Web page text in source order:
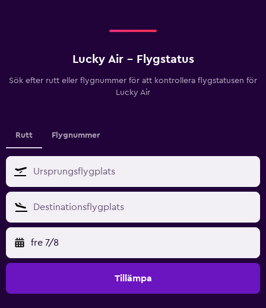
Lucky Air - Flygstatus
Sök efter rutt eller flygnummer för att kontrollera flygstatusen för
Lucky Air
Rutt Flygnummer
fre 7/8
Tillämpa